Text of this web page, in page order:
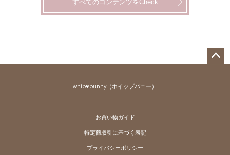
すべてのコンテンツをCheck
whip♥bunny（ホイップバニー）
お買い物ガイド
特定商取引に基づく表記
プライバシーポリシー